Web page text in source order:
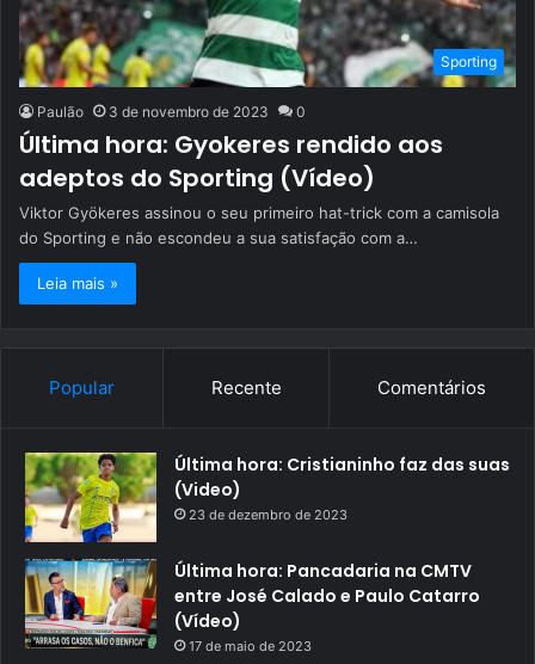
Sporting
Paulão 3 de novembro de 2023 0
Última hora: Gyokeres rendido aos
adeptos do Sporting (Vídeo)
Viktor Gyökeres assinou o seu primeiro hat-trick com a camisola
do Sporting e não escondeu a sua satisfação com a…
Leia mais »
Popular Recente Comentários
Última hora: Cristianinho faz das suas
(Video)
23 de dezembro de 2023
Última hora: Pancadaria na CMTV
entre José Calado e Paulo Catarro
(Vídeo)
17 de maio de 2023